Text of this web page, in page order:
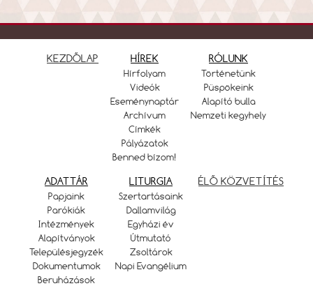
KEZDŐLAP HÍREK
Hírfolyam
Videók
Eseménynaptár
Archívum
Címkék
Pályázatok
Benned bízom!
RÓLUNK
Történetünk
Püspökeink
Alapító bulla
Nemzeti kegyhely
ADATTÁR
Papjaink
Parókiák
Intézmények
Alapítványok
Településjegyzék
Dokumentumok
Beruházások
LITURGIA
Szertartásaink
Dallamvilág
Egyházi év
Útmutató
Zsoltárok
Napi Evangélium
ÉLŐ KÖZVETÍTÉS